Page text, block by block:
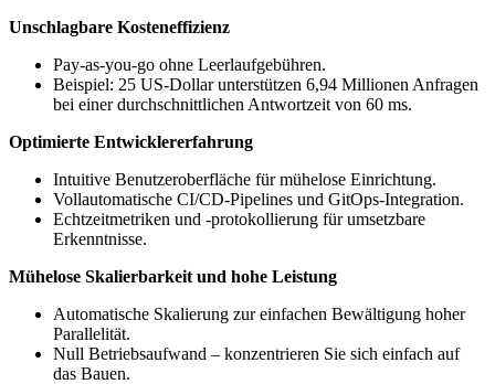
Unschlagbare Kosteneffizienz
Pay-as-you-go ohne Leerlaufgebühren.
Beispiel: 25 US-Dollar unterstützen 6,94 Millionen Anfragen
bei einer durchschnittlichen Antwortzeit von 60 ms.
Optimierte Entwicklererfahrung
Intuitive Benutzeroberfläche für mühelose Einrichtung.
Vollautomatische CI/CD-Pipelines und GitOps-Integration.
Echtzeitmetriken und -protokollierung für umsetzbare
Erkenntnisse.
Mühelose Skalierbarkeit und hohe Leistung
Automatische Skalierung zur einfachen Bewältigung hoher
Parallelität.
Null Betriebsaufwand – konzentrieren Sie sich einfach auf
das Bauen.